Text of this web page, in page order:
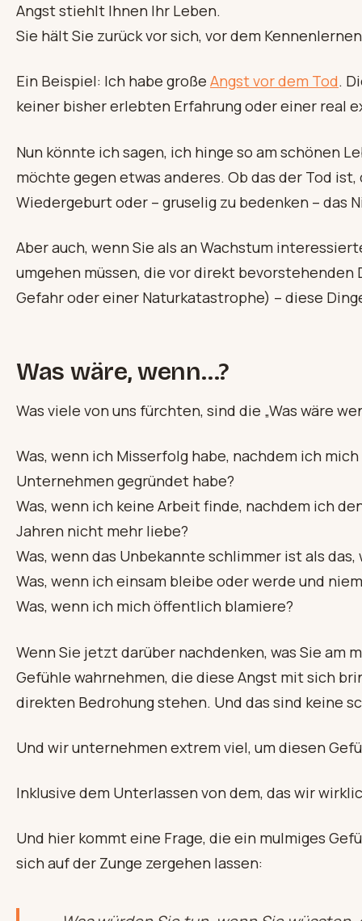
Angst stiehlt Ihnen Ihr Leben.
Sie hält Sie zurück vor sich, vor dem
Ein Beispiel: Ich habe große Angst vor dem Tod.
keiner bisher erlebten Erfahrung oder einer real
Nun könnte ich sagen, ich hinge so am schönen
möchte gegen etwas anderes. Ob das der Tod
Wiedergeburt oder – gruselig zu bedenken – das
Aber auch, wenn Sie als an Wachstum
umgehen müssen, die vor direkt bevorstehenden
Gefahr oder einer Naturkatastrophe) – diese
Was wäre, wenn…?
Was viele von uns fürchten, sind die „Was wäre
Was, wenn ich Misserfolg habe, nachdem ich
Unternehmen gegründet habe?
Was, wenn ich keine Arbeit finde, nachdem ich
Jahren nicht mehr liebe?
Was, wenn das Unbekannte schlimmer ist als
Was, wenn ich einsam bleibe oder werde und
Was, wenn ich mich öffentlich blamiere?
Wenn Sie jetzt darüber nachdenken, was Sie am
Gefühle wahrnehmen, die diese Angst mit sich
direkten Bedrohung stehen. Und das sind keine
Und wir unternehmen extrem viel, um diesen
Inklusive dem Unterlassen von dem, das wir
Und hier kommt eine Frage, die ein mulmiges
sich auf der Zunge zergehen lassen: